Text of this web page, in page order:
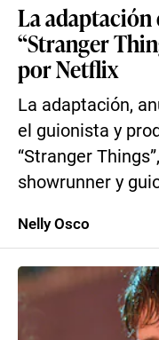
La adaptación
“Stranger
por Netflix
La adaptación,
el guionista y
“Stranger
showrunner y
Nelly Osco